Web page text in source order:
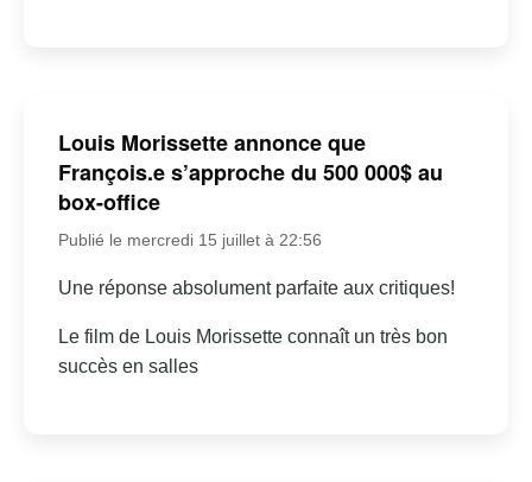
Louis Morissette annonce que
François.e s’approche du 500 000$ au
box-office
Publié le mercredi 15 juillet à 22:56
Une réponse absolument parfaite aux critiques!
Le film de Louis Morissette connaît un très bon
succès en salles